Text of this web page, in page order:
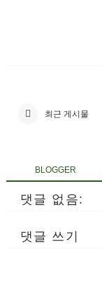
최근 게시물
BLOGGER
댓글 없음:
댓글 쓰기